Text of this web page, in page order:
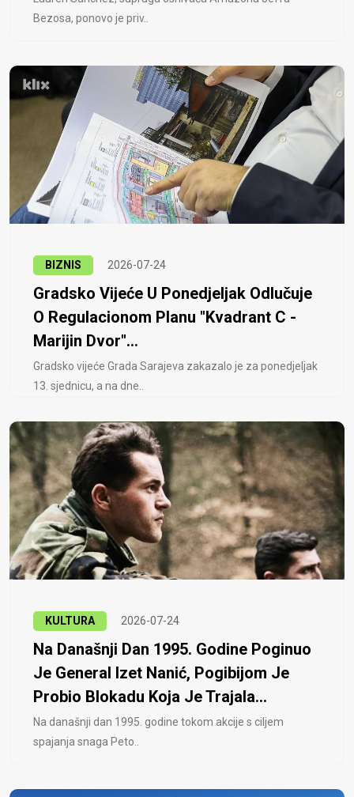
Bezosa, ponovo je priv..
BIZNIS 2026-07-24
Gradsko Vijeće U Ponedjeljak Odlučuje
O Regulacionom Planu "Kvadrant C -
Marijin Dvor"...
Gradsko vijeće Grada Sarajeva zakazalo je za ponedjeljak
13. sjednicu, a na dne..
KULTURA 2026-07-24
Na Današnji Dan 1995. Godine Poginuo
Je General Izet Nanić, Pogibijom Je
Probio Blokadu Koja Je Trajala...
Na današnji dan 1995. godine tokom akcije s ciljem
spajanja snaga Peto..